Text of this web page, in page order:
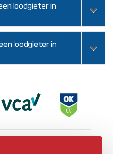
loodgieter in
loodgieter in